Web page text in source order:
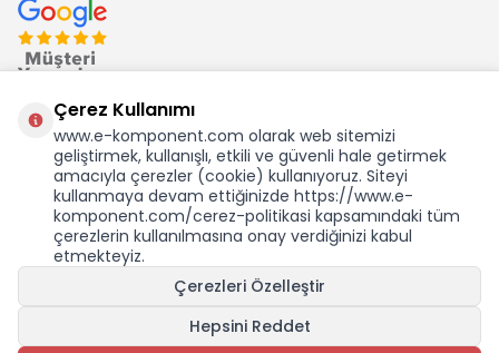
Ekom Elk. Elektronik San. ve Tic. A.Ş.'nin Tescilli Bir Markasıdır
Çerez Kullanımı
www.e-komponent.com olarak web sitemizi
geliştirmek, kullanışlı, etkili ve güvenli hale getirmek
amacıyla çerezler (cookie) kullanıyoruz. Siteyi
kullanmaya devam ettiğinizde https://www.e-
komponent.com/cerez-politikasi kapsamındaki tüm
çerezlerin kullanılmasına onay verdiğinizi kabul
etmekteyiz.
Çerezleri Özelleştir
Hepsini Reddet